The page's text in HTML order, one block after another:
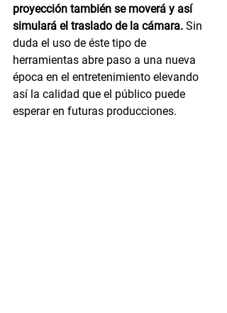
proyección también se moverá y así
simulará el traslado de la cámara. Sin
duda el uso de éste tipo de
herramientas abre paso a una nueva
época en el entretenimiento elevando
así la calidad que el público puede
esperar en futuras producciones.